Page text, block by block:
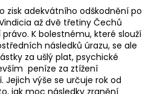
zisk adekvátního odškodnění po
až dvě třetiny Čechů
K bolestnému, které slouží
následků úrazu, se ale
za ušlý plat, psychické
peníze za ztížení
Jejich výše se určuje rok od